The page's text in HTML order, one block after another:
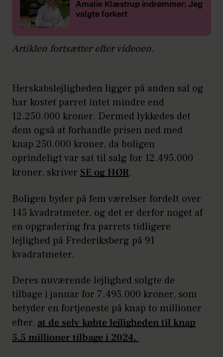
Amalie Klæstrup indrømmer: Jeg
valgte forkert
Artiklen fortsætter efter videoen.
Herskabslejligheden ligger på anden sal og
har kostet parret intet mindre end
12.250.000 kroner. Dermed lykkedes det
dem også at forhandle prisen ned med
knap 250.000 kroner, da boligen
oprindeligt var sat til salg for 12.495.000
kroner, skriver SE og HØR.
Boligen byder på fem værelser fordelt over
145 kvadratmeter, og det er derfor noget af
en opgradering fra parrets tidligere
lejlighed på Frederiksberg på 91
kvadratmeter.
Deres nuværende lejlighed solgte de
tilbage i januar for 7.495.000 kroner, som
betyder en fortjeneste på knap to millioner
efter, at de selv købte lejligheden til knap
5.5 millioner tilbage i 2024.